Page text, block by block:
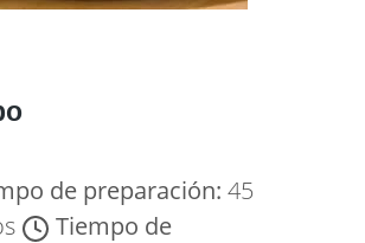
de preparación: 45
Tiempo de